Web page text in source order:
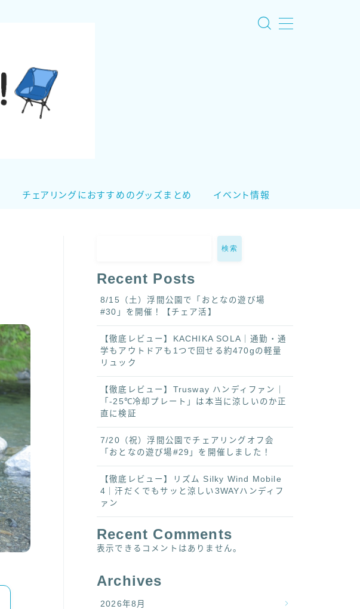
チェアリングにおすすめのグッズまとめ イベント情報
検索
Recent Posts
8/15（土）浮間公園で「おとなの遊び場
#30」を開催！【チェア活】
【徹底レビュー】KACHIKA SOLA｜通勤・通
学もアウトドアも1つで回せる約470gの軽量
リュック
【徹底レビュー】Trusway ハンディファン｜
「-25℃冷却プレート」は本当に涼しいのか正
直に検証
7/20（祝）浮間公園でチェアリングオフ会
「おとなの遊び場#29」を開催しました！
【徹底レビュー】リズム Silky Wind Mobile
4｜汗だくでもサッと涼しい3WAYハンディフ
ァン
Recent Comments
表示できるコメントはありません。
Archives
2026年8月